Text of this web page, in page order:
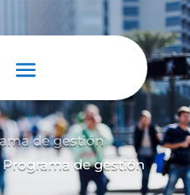
de gestión
Programa de gestión